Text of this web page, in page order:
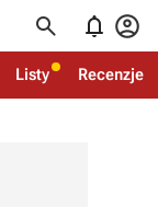
  
Listy Recenzje